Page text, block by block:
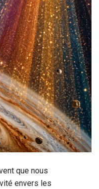
que nous
envers les